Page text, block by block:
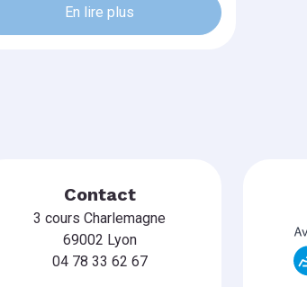
En lire plus
Contact
3 cours Charlemagne
69002 Lyon
04 78 33 62 67